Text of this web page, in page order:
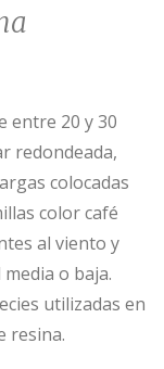
entre 20 y 30
redondeada,
colocadas
color café
al viento y
o baja.
utilizadas en
resina.